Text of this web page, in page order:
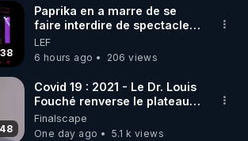
Youtube sont aussi sur la
EN PRÉSENTIEL
Paprika en a marre de se
faire interdire de spectacle.
Elle décide donc de devenir
DJ !
LEF
6 hours ago
206 views
Covid 19 : 2021 - Le Dr. Louis
Fouché renverse le plateau
de CNews !
Finalscape
One day ago
5.1 k views